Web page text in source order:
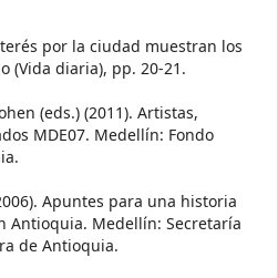
por la ciudad muestran los
(Vida diaria), pp. 20-21.
(eds.) (2011). Artistas,
MDE07. Medellín: Fondo
Apuntes para una historia
Antioquia. Medellín: Secretaría
de Antioquia.